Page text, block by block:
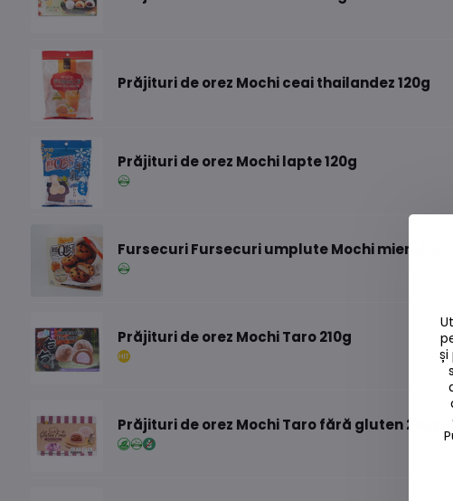
Prăjituri de orez Mochi ceai thailandez 120g
Prăjituri de orez Mochi lapte 120g
Fursecuri Fursecuri umplute Mochi miere/
Prăjituri de orez Mochi Taro 210g
Prăjituri de orez Mochi Taro fără gluten 210g
și